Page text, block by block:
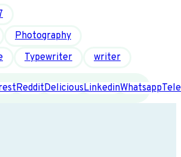
Photography
Typewriter writer
RedditDeliciousLinkedinWhatsapp